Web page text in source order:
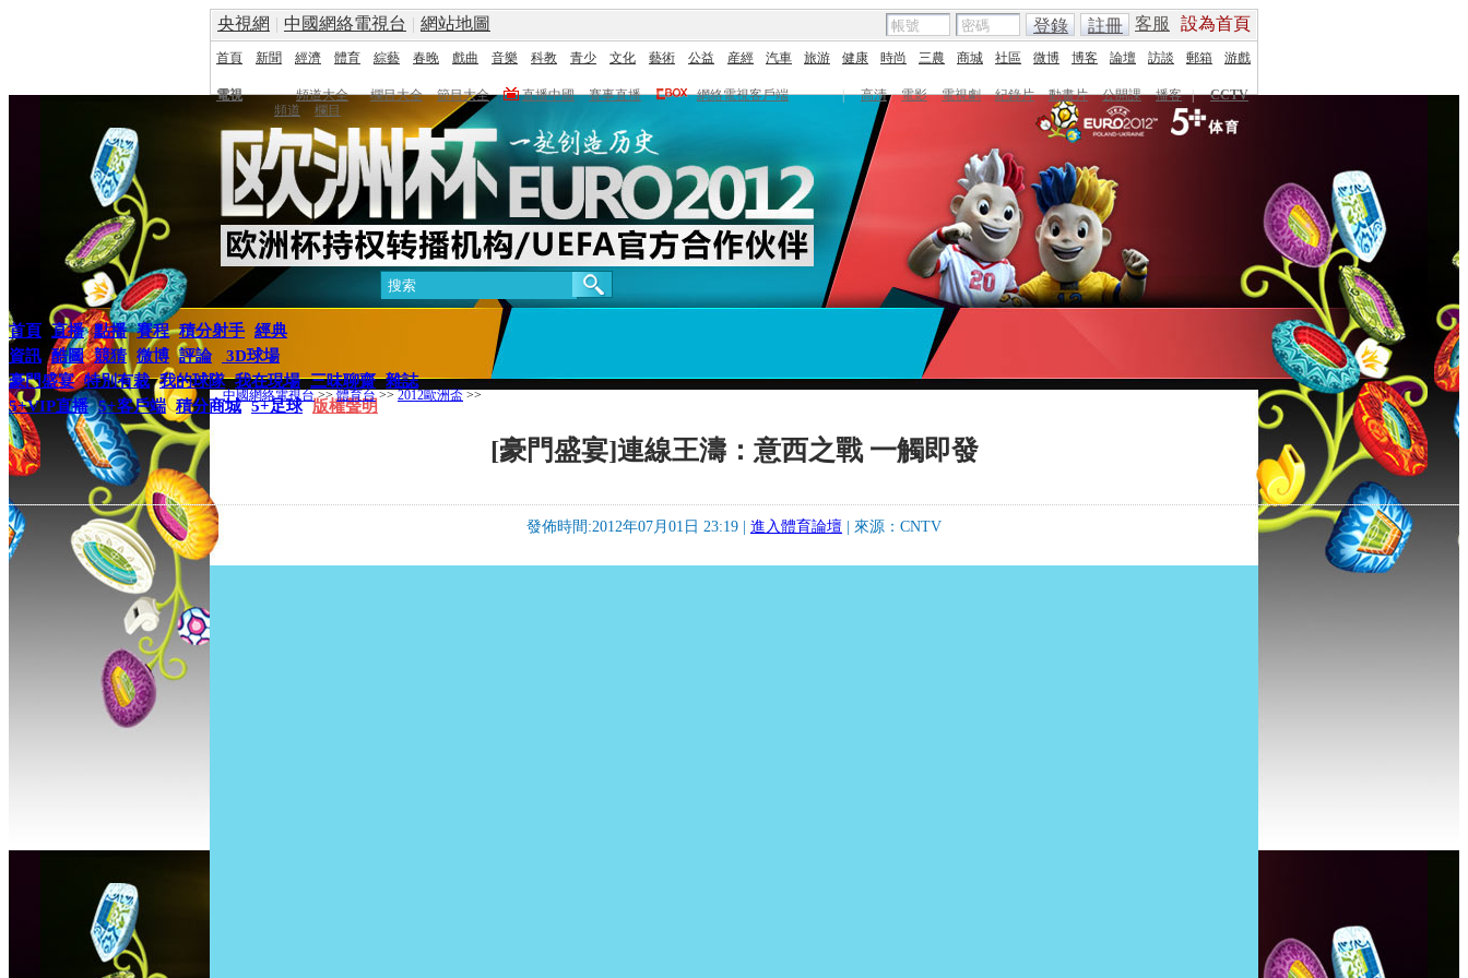
央視網 | 中國網絡電視台 | 網站地圖 客服 設為首頁
登錄 註冊
首頁 新聞 經濟 體育 綜藝 春晚 戲曲 音樂 科教 青少 文化 藝術 公益 産經 汽車 旅游 健康 時尚 三農 商城 社區 微博 博客 論壇 訪談 郵箱 游戲
電視 頻道大全 欄目大全 節目大全 直播中國 賽事直播 網絡電視客戶端 | 高清 電影 電視劇 紀錄片 動畫片 公開課 播客 |
CCTV
頻道
欄目
首頁 直播 點播 賽程 積分射手 經典
資訊 酷圖 競猜 微博 評論
3D球場
豪門盛宴 特別有裁 我的球隊 我在現場 三味聊齋 雜誌
5+VIP直播 5+客戶端 積分商城 5+足球 版權聲明
中國網絡電視台>>體育台>> 2012歐洲盃 >>
[豪門盛宴]連線王濤：意西之戰 一觸即發
發佈時間:2012年07月01日 23:19 | 進入體育論壇 | 來源：CNTV